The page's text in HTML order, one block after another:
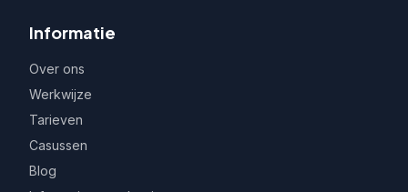
Informatie
Over ons
Werkwijze
Tarieven
Casussen
Blog